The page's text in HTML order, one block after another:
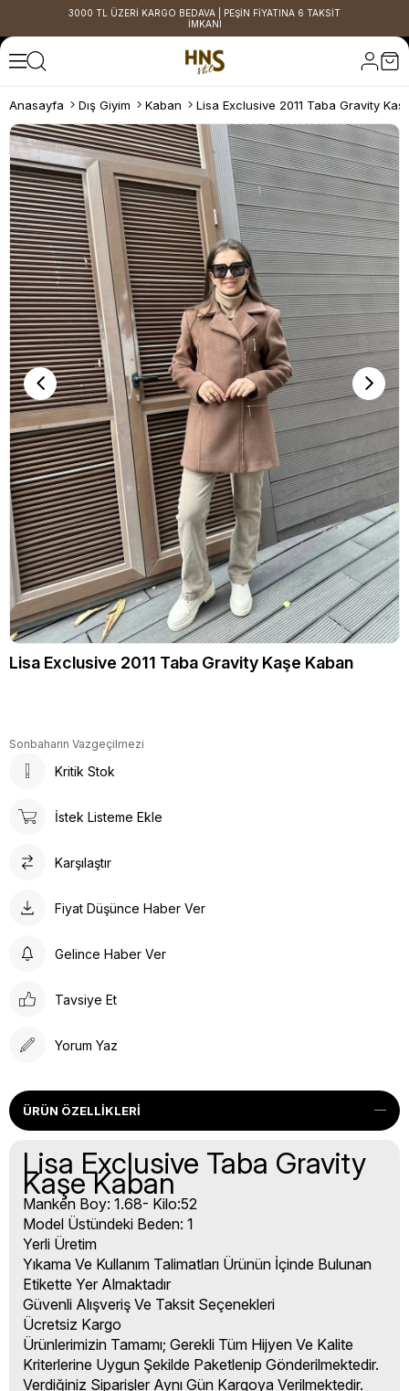
3000 TL ÜZERİ KARGO BEDAVA | PEŞİN FİYATINA 6 TAKSİT
İMKANI
Anasayfa Dış Giyim Kaban Lisa Exclusive 2011 Taba Gravity
Lisa Exclusive 2011 Taba Gravity Kaşe Kaban
Sonbaharın Vazgeçilmezi
Kritik Stok
İstek Listeme Ekle
Karşılaştır
Fiyat Düşünce Haber Ver
Gelince Haber Ver
Tavsiye Et
Yorum Yaz
ÜRÜN ÖZELLIKLERI
Lisa Exclusive Taba Gravity
Kaşe Kaban
Manken Boy: 1.68- Kilo:52
Model Üstündeki Beden: 1
Yerli Üretim
Yıkama Ve Kullanım Talimatları Ürünün İçinde Bulunan
Etikette Yer Almaktadır
Güvenli Alışveriş Ve Taksit Seçenekleri
Ücretsiz Kargo
Ürünlerimizin Tamamı; Gerekli Tüm Hijyen Ve Kalite
Kriterlerine Uygun Şekilde Paketlenip Gönderilmektedir.
Verdiğiniz Siparişler Aynı Gün Kargoya Verilmektedir.